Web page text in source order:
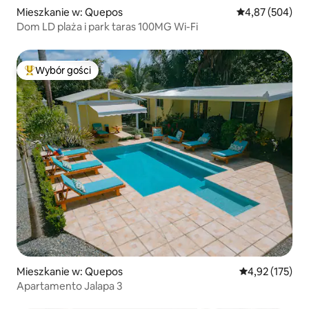
Mieszkanie w: Quepos Średnia
4,87 (504)
Dom LD plaża i park taras 100MG Wi-Fi
Najpopularniejsze z kategorii Wybór gości
Wybór gości
Mieszkanie w: Quepos Średnia
4,92 (175)
Apartamento Jalapa 3